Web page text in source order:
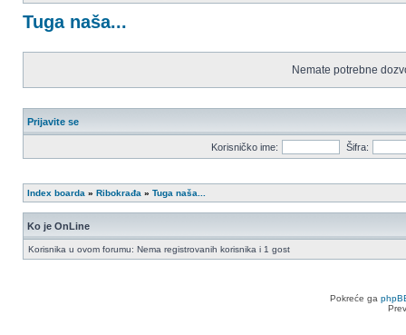
Tuga naša...
Nemate potrebne
Prijavite se
Korisničko ime: Šifra:
Index boarda » Ribokrađa » Tuga naša...
Ko je OnLine
Korisnika u ovom forumu: Nema registrovanih korisnika i 1 gost
Pokreće ga